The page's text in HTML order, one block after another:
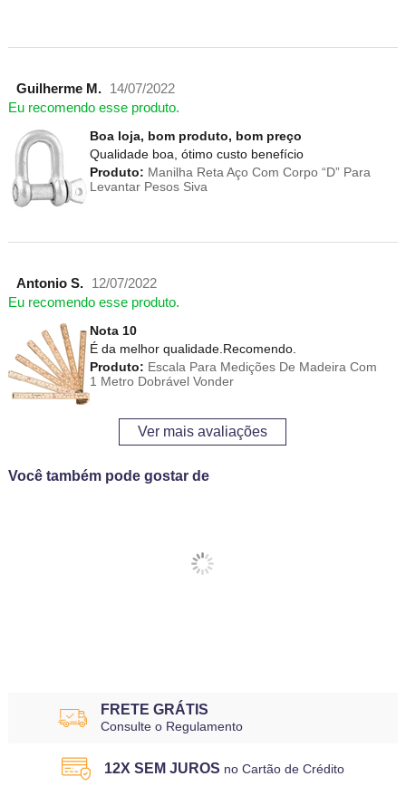
Guilherme M.
14/07/2022
Eu recomendo esse produto.
Boa loja, bom produto, bom preço
Qualidade boa, ótimo custo benefício
Produto: Manilha Reta Aço Com Corpo “D” Para
Levantar Pesos Siva
Antonio S.
12/07/2022
Eu recomendo esse produto.
Nota 10
É da melhor qualidade.Recomendo.
Produto: Escala Para Medições De Madeira Com
1 Metro Dobrável Vonder
Ver mais avaliações
Você também pode gostar de
FRETE GRÁTIS
Consulte o Regulamento
12X SEM JUROS no Cartão de Crédito